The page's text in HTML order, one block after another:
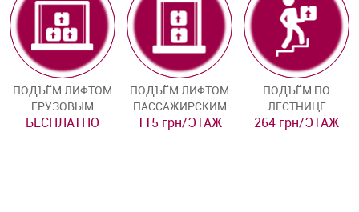
ПОДЪЁМ ЛИФТОМ
ГРУЗОВЫМ
БЕСПЛАТНО
ПОДЪЁМ ЛИФТОМ
ПАССАЖИРСКИМ
115 грн/ЭТАЖ
ПОДЪЁМ ПО
ЛЕСТНИЦЕ
264 грн/ЭТАЖ